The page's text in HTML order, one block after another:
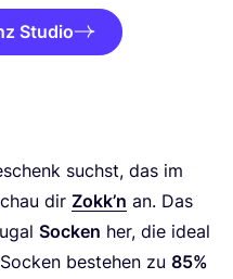
Studio
suchst, das im
dir Zokk’n an. Das
Socken her, die ide­al
bestehen zu 85%